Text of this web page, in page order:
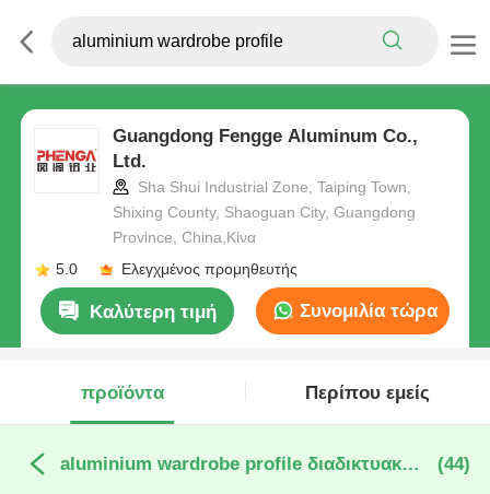
Guangdong Fengge Aluminum Co.,
Ltd.
Sha Shui Industrial Zone, Taiping Town,
Shixing County, Shaoguan City, Guangdong
Province, China,Κίνα
5.0
Ελεγχμένος προμηθευτής
Καλύτερη τιμή Συνομιλία τώρα
προϊόντα Περίπου εμείς
aluminium wardrobe profile διαδικτυακή κατασκευή (44)